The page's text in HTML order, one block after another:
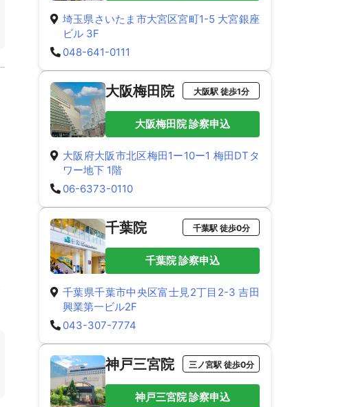
埼玉県さいたま市大宮区宮町1-5 大宮銀座
ビル 3F
048-641-0111
大阪梅田院 大阪駅 徒歩1分
大阪梅田院 診察申込
大阪府大阪市北区梅田1ー10ー1 梅田DTタ
ワー地下 1階
06-6373-0110
千葉院 千葉駅 徒歩0分
千葉院 診察申込
千葉県千葉市中央区富士見2丁目2-3 吉田
興業第一ビル2F
043-307-7774
神戸三宮院 三ノ宮駅 徒歩0分
神戸三宮院 診察申込